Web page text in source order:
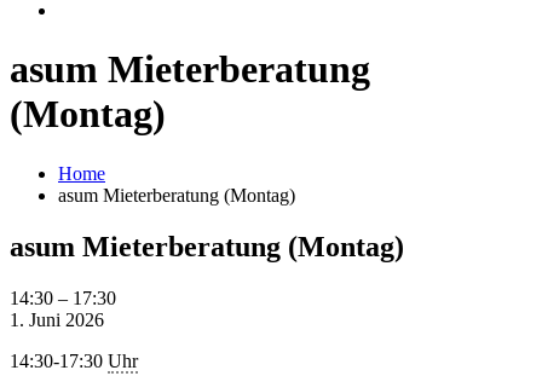
asum Mieterberatung
(Montag)
Home
asum Mieterberatung (Montag)
asum Mieterberatung (Montag)
asum
Mieterberatung
14:30 – 17:30
1. Juni 2026
14:30-17:30 Uhr